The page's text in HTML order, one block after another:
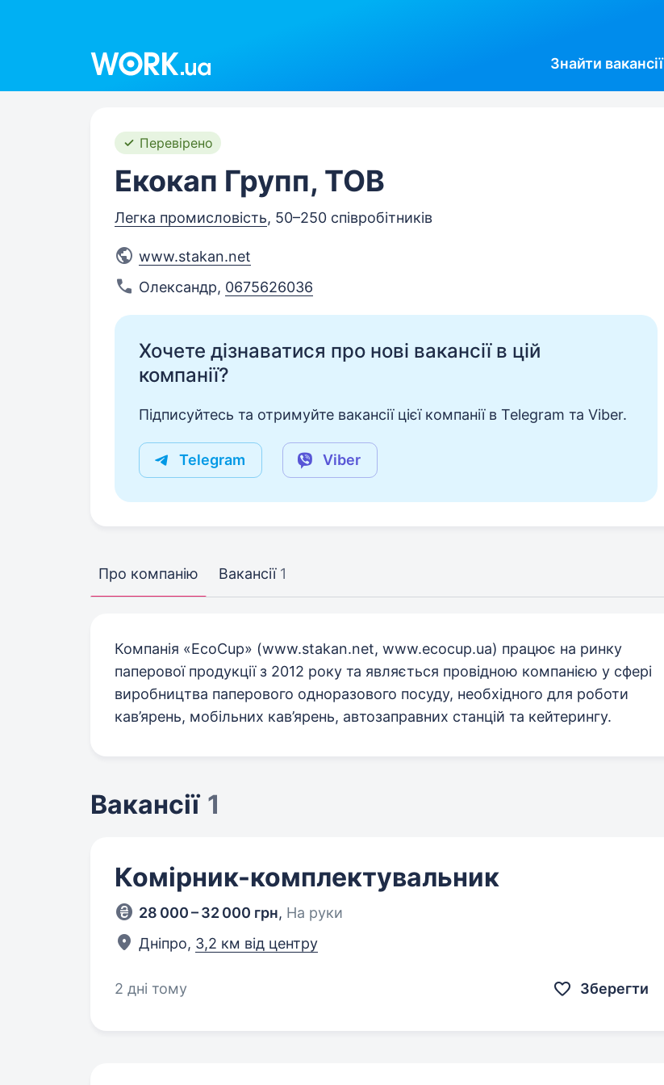
Знайти вакансії
Перевірено
Екокап Групп, ТОВ
Легка промисловість, 50–250 співробітників
www.stakan.net
Олександр, 0675626036
Хочете дізнаватися про нові вакансії в цій
компанії?
Підписуйтесь та отримуйте вакансії цієї компанії в Telegram та Viber.
Telegram Viber
Про компанію Вакансії 1
Компанія «EcoCup» (www.stakan.net, www.ecocup.ua) працює на ринку
паперової продукції з 2012 року та являється провідною компанією у сфері
виробництва паперового одноразового посуду, необхідного для роботи
кав’ярень, мобільних кав’ярень, автозаправних станцій та кейтерингу.
Вакансії 1
Комірник-комплектувальник
28 000 – 32 000 грн, На руки
Дніпро, 3,2 км від центру
2 дні тому Зберегти